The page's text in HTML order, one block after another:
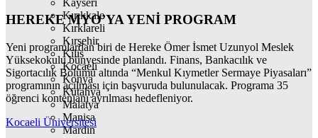
Kayseri
Kırıkkale
Kırklareli
Kırşehir
Kilis
Kocaeli
Konya
Kütahya
Malatya
Manisa
Mardin
HEREKE MYO’YA YENİ PROGRAM
Yeni programlardan biri de Hereke Ömer İsmet Uzunyol Meslek
Yüksekokulu bünyesinde planlandı. Finans, Bankacılık ve
Sigortacılık Bölümü altında “Menkul Kıymetler Sermaye Piyasaları”
programının açılması için başvuruda bulunulacak. Programa 35
öğrenci kontenjanı ayrılması hedefleniyor.
Kocaeli Üniversitesi